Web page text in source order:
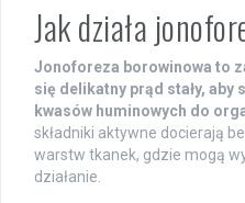
Jak działa
Jonoforeza borowinowa to
się delikatny prąd stały,
kwasów huminowych do
składniki aktywne docierają
warstw tkanek, gdzie mogą
działanie.